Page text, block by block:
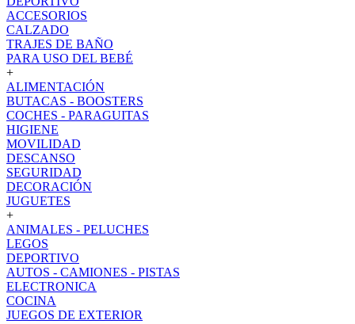
ACCESORIOS
CALZADO
TRAJES DE BAÑO
PARA USO DEL BEBÉ
+
ALIMENTACIÓN
BUTACAS - BOOSTERS
COCHES - PARAGUITAS
HIGIENE
MOVILIDAD
DESCANSO
SEGURIDAD
DECORACIÓN
JUGUETES
+
ANIMALES - PELUCHES
LEGOS
DEPORTIVO
AUTOS - CAMIONES - PISTAS
ELECTRONICA
COCINA
JUEGOS DE EXTERIOR